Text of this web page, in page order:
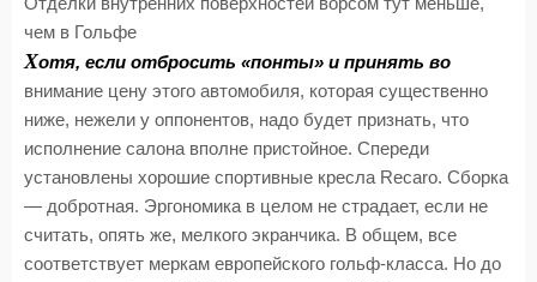
чем в Гольфе
Хотя, если отбросить «понты» и принять во
внимание цену этого автомобиля, которая существенно
ниже, нежели у оппонентов, надо будет признать, что
исполнение салона вполне пристойное. Спереди
установлены хорошие спортивные кресла Recaro. Сборка
— добротная. Эргономика в целом не страдает, если не
считать, опять же, мелкого экранчика. В общем, все
соответствует меркам европейского гольф-класса. Но до